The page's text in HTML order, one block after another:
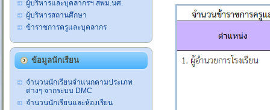
ผู้บริหารและบุคลากรฯ สพม.นศ.
ผู้บริหารสถานศึกษา
ข้าราชการครูและบุคลากร
ข้อมูลนักเรียน
จำนวนนักเรียนจำแนกตามประเภท
ต่างๆ จากระบบ DMC
จำนวนนักเรียนและห้องเรียน